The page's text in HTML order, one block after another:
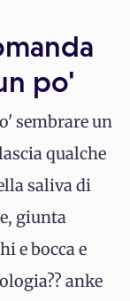
po'
sembrare un
qualche
saliva di
giunta
e bocca e
anke